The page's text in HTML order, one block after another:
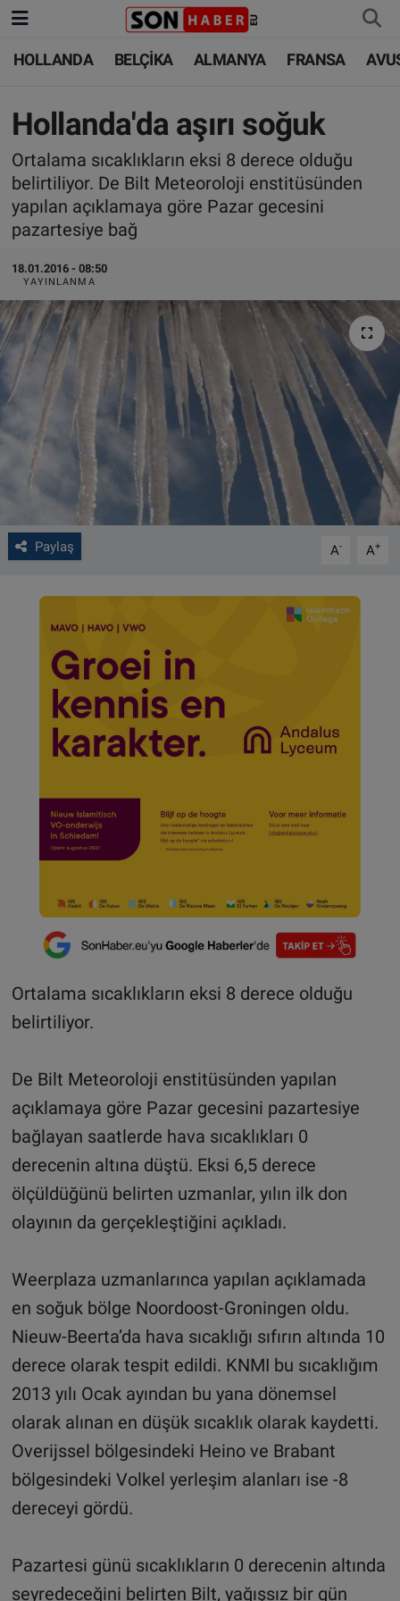
HOLLANDA BELÇİKA ALMANYA FRANSA
Hollanda'da aşırı soğuk
Ortalama sıcaklıkların eksi 8 derece olduğu
belirtiliyor. De Bilt Meteoroloji enstitüsünden
yapılan açıklamaya göre Pazar gecesini
pazartesiye bağ
18.01.2016 - 08:50
YAYINLANMA
Paylaş A- A+
Ortalama sıcaklıkların eksi 8 derece olduğu
belirtiliyor.
De Bilt Meteoroloji enstitüsünden yapılan
açıklamaya göre Pazar gecesini pazartesiye
bağlayan saatlerde hava sıcaklıkları 0
derecenin altına düştü. Eksi 6,5 derece
ölçüldüğünü belirten uzmanlar, yılın ilk don
olayının da gerçekleştiğini açıkladı.
Weerplaza uzmanlarınca yapılan açıklamada
en soğuk bölge Noordoost-Groningen oldu.
Nieuw-Beerta’da hava sıcaklığı sıfırın altında 10
derece olarak tespit edildi. KNMI bu sıcaklığım
2013 yılı Ocak ayından bu yana dönemsel
olarak alınan en düşük sıcaklık olarak kaydetti.
Overijssel bölgesindeki Heino ve Brabant
bölgesindeki Volkel yerleşim alanları ise -8
dereceyi gördü.
Pazartesi günü sıcaklıkların 0 derecenin altında
seyredeceğini belirten Bilt, yağışsız bir gün
HOLLANDA
BELÇİKA
ALMANYA
FRANSA
SAĞLIK - YAŞAM
BİLİM-TEKNOLOJİ
HOLLANDA
BELÇİKA
ALMANYA
TÜRKİYE
BİLİM-TEKNOLOJİ
SAĞLIK
FOTO GALERİ
VIDEO GALERİ
ALGEMENE VOORWAARDEN
CONTACT
Nöbetçi Eczaneler
Hava Durumu
Trafik Durumu
Süper Lig Puan Durumu ve Fikstür
Son Dakika Haberleri
Haber Arşivi